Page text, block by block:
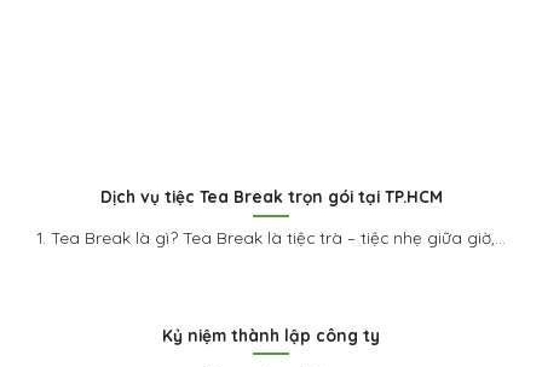
Dịch vụ tiệc Tea Break trọn gói tại TP.HCM
1. Tea Break là gì? Tea Break là tiệc trà – tiệc nhẹ giữa giờ,...
Kỷ niệm thành lập công ty